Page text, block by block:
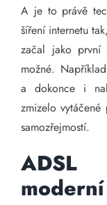
A je to právě
šíření internetu
začal jako první
možné.
a dokonce i
zmizelo
samozřejmostí.